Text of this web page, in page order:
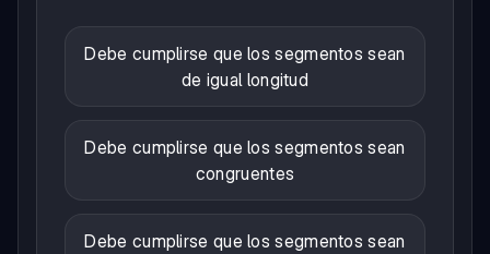
Debe cumplirse que los segmentos sean
de igual longitud
Debe cumplirse que los segmentos sean
congruentes
Debe cumplirse que los segmentos sean